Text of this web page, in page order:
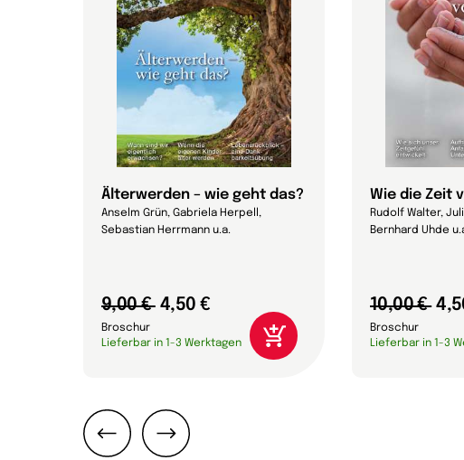
Älterwerden – wie geht das?
Anselm Grün, Gabriela Herpell,
Sebastian Herrmann u.a.
9,00 € 4,50 €
Broschur
Lieferbar in 1-3 Werktagen
Wie die Zeit
Rudolf Walter,
Bernhard Uhde
10,00 €
Broschur
Lieferbar in 1-3